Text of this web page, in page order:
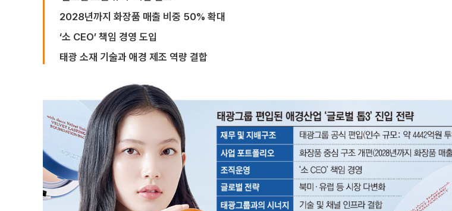
2028년까지 화장품 매출 비중 50% 확대
‘소 CEO’ 책임 경영 도입
태광 소재 기술과 애경 제조 역량 결합